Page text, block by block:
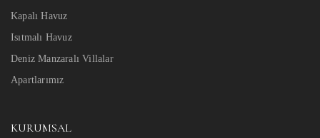
Kapalı Havuz
Isıtmalı Havuz
Deniz Manzaralı Villalar
Apartlarımız
KURUMSAL